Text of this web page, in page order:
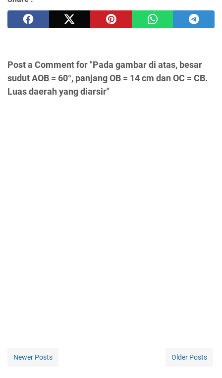
Post a Comment for "Pada gambar di atas, besar
sudut AOB = 60°, panjang OB = 14 cm dan OC = CB.
Luas daerah yang diarsir"
Newer Posts Older Posts